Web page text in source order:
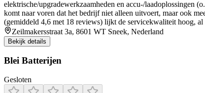
elektrische/upgradewerkzaamheden en accu-/laadoplossingen
komt naar voren dat het bedrijf niet alleen uitvoert, maar ook
(gemiddeld 4,6 met 18 reviews) lijkt de servicekwaliteit hoog,
Zeilmakersstraat 3a, 8601 WT Sneek, Nederland
Bekijk details
Blei Batterijen
Gesloten